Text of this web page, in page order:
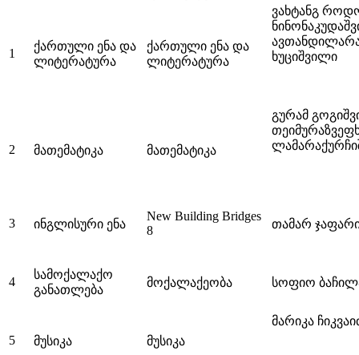
1
ქართული ენა და
ლიტერატურა
ქართული ენა და
ლიტერატურა
ვახტანგ
ხუციშვილი
2 მათემატიკა მათემატიკა
გურამ
3 ინგლისური ენა
New Building Bridges
8
თამარ
4
სამოქალაქო
განათლება
მოქალაქეობა სოფიო
5 მუსიკა მუსიკა
მარიკა